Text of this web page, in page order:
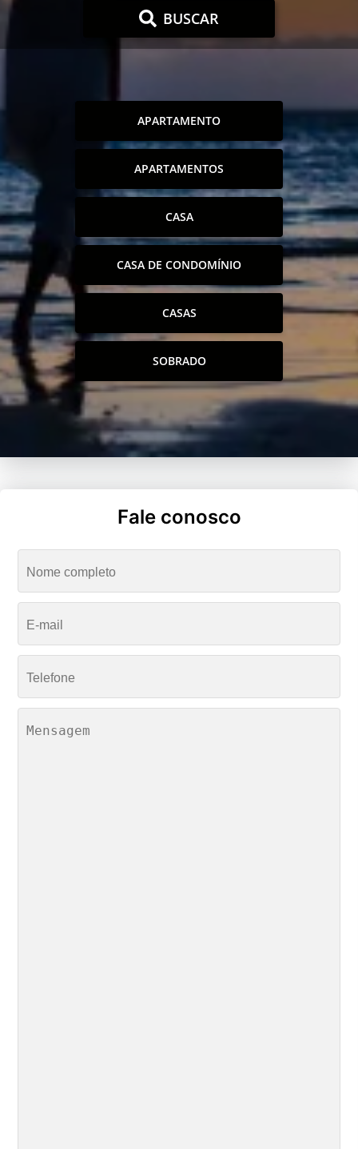
BUSCAR
APARTAMENTO
APARTAMENTOS
CASA
CASA DE CONDOMÍNIO
CASAS
SOBRADO
Fale conosco